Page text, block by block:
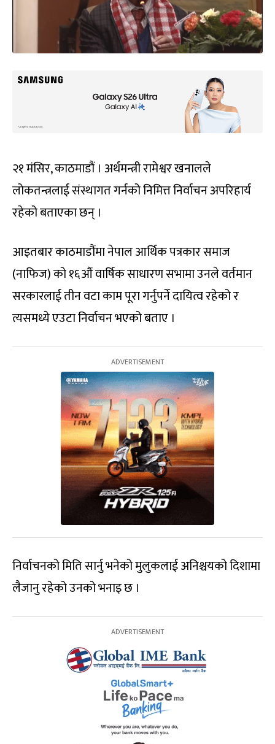
२१ मंसिर, काठमाडौं । अर्थमन्त्री रामेश्वर खनालले
लोकतन्त्रलाई संस्थागत गर्नको निमित्त निर्वाचन अपरिहार्य
रहेको बताएका छन् ।
आइतबार काठमाडौंमा नेपाल आर्थिक पत्रकार समाज
(नाफिज) को १६औं वार्षिक साधारण सभामा उनले वर्तमान
सरकारलाई तीन वटा काम पूरा गर्नुपर्ने दायित्व रहेको र
त्यसमध्ये एउटा निर्वाचन भएको बताए ।
निर्वाचनको मिति सार्नु भनेको मुलुकलाई अनिश्चयको दिशामा
लैजानु रहेको उनको भनाइ छ ।